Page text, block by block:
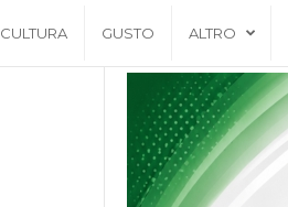
CULTURA GUSTO ALTRO